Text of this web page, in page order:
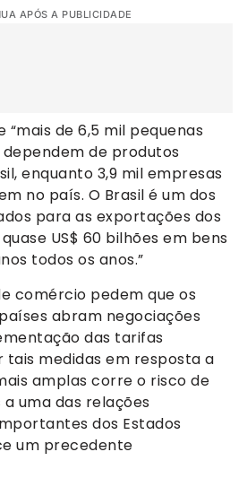
APÓS A PUBLICIDADE
de 6,5 mil pequenas
dependem de produtos
enquanto 3,9 mil empresas
no país. O Brasil é um dos
para as exportações dos
US$ 60 bilhões em bens
todos os anos.”
comércio pedem que os
abram negociações
das tarifas
tais medidas em resposta a
amplas corre o risco de
uma das relações
dos Estados
um precedente